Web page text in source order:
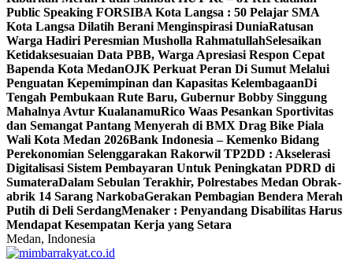
Public Speaking FORSIBA Kota Langsa : 50 Pelajar SMA
Kota Langsa Dilatih Berani Menginspirasi DuniaRatusan
Warga Hadiri Peresmian Musholla RahmatullahSelesaikan
Ketidaksesuaian Data PBB, Warga Apresiasi Respon Cepat
Bapenda Kota MedanOJK Perkuat Peran Di Sumut Melalui
Penguatan Kepemimpinan dan Kapasitas KelembagaanDi
Tengah Pembukaan Rute Baru, Gubernur Bobby Singgung
Mahalnya Avtur KualanamuRico Waas Pesankan Sportivitas
dan Semangat Pantang Menyerah di BMX Drag Bike Piala
Wali Kota Medan 2026Bank Indonesia – Kemenko Bidang
Perekonomian Selenggarakan Rakorwil TP2DD : Akselerasi
Digitalisasi Sistem Pembayaran Untuk Peningkatan PDRD di
SumateraDalam Sebulan Terakhir, Polrestabes Medan Obrak-
abrik 14 Sarang NarkobaGerakan Pembagian Bendera Merah
Putih di Deli SerdangMenaker : Penyandang Disabilitas Harus
Mendapat Kesempatan Kerja yang Setara
Medan, Indonesia